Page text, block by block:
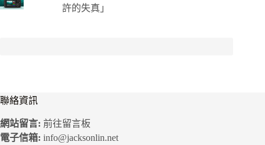
許的失真」
聯絡資訊
網站留言: 前往留言板
電子信箱: info@jacksonlin.net